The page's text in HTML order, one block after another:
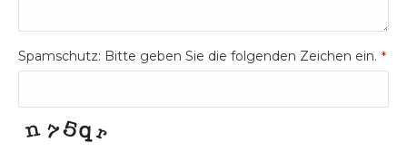
Spamschutz: Bitte geben Sie die folgenden Zeichen ein. *